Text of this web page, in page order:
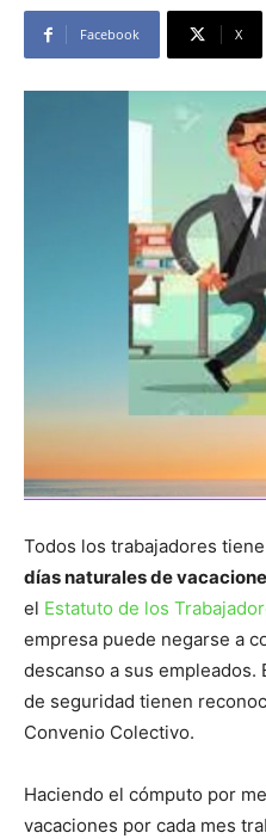
Facebook X
Todos los trabajadores
días naturales de
el Estatuto de los
empresa puede negarse a
descanso a sus empleados.
de seguridad tienen
Convenio Colectivo.
Haciendo el cómputo por
vacaciones por cada mes